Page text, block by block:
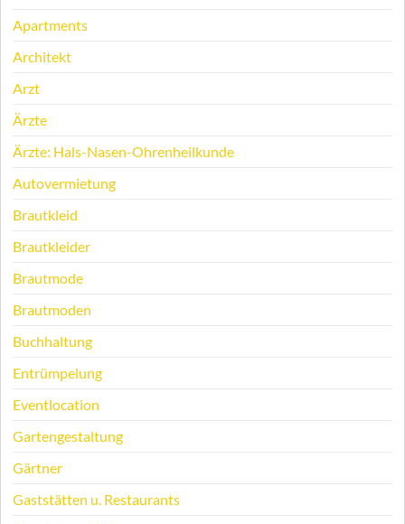
Apartments
Architekt
Arzt
Ärzte
Ärzte: Hals-Nasen-Ohrenheilkunde
Autovermietung
Brautkleid
Brautkleider
Brautmode
Brautmoden
Buchhaltung
Entrümpelung
Eventlocation
Gartengestaltung
Gärtner
Gaststätten u. Restaurants